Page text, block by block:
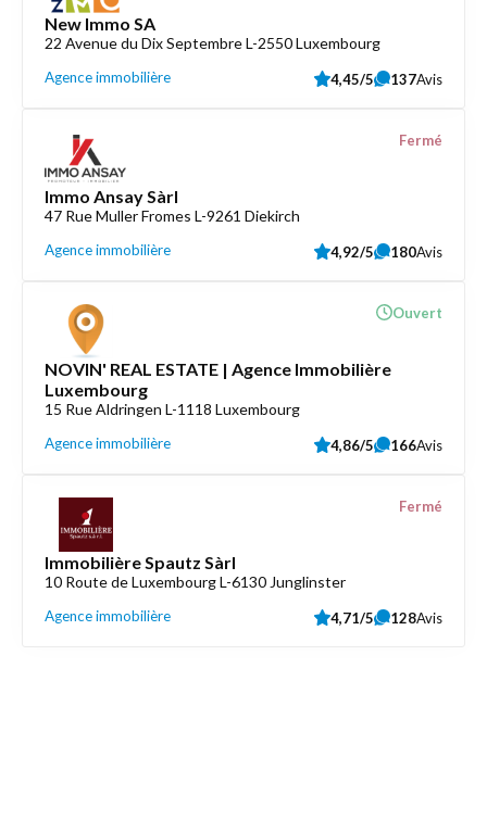
New Immo SA
22 Avenue du Dix Septembre L-2550 Luxembourg
Agence immobilière 4,45/5 137Avis
Immo Ansay Sàrl
47 Rue Muller Fromes L-9261 Diekirch
Agence immobilière
Fermé
4,92/5 180Avis
NOVIN' REAL ESTATE | Agence Immobilière
Luxembourg
15 Rue Aldringen L-1118 Luxembourg
Agence immobilière
Ouvert
4,86/5 166Avis
Immobilière Spautz Sàrl
10 Route de Luxembourg L-6130 Junglinster
Agence immobilière
Fermé
4,71/5 128Avis